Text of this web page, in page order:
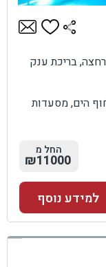
חדר רחצה, בריכת ענק
נסיעה לחוף הים, מסעדות
החל מ
₪11000
למידע נוסף